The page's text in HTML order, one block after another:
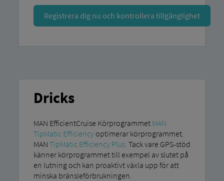
Registrera dig nu och kontrollera tillgänglighet
Dricks
MAN EfficientCruise Körprogrammet MAN
TipMatic Efficiencyoptimerar körprogrammet.
MAN TipMatic Efficiency Plus: Tack vare GPS-stöd
känner körprogrammet till exempel av slutet på
en lutning och kan proaktivt växla upp för att
minska bränsleförbrukningen.